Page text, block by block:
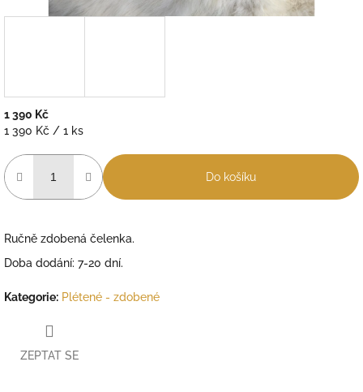
1 390 Kč
Měrná
1 390 Kč / 1 ks
Do košíku
Ručně zdobená čelenka.
Doba dodání: 7-20 dní.
Kategorie: Plétené - zdobené
ZEPTAT SE